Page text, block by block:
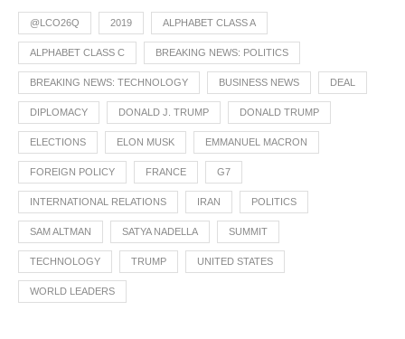
@LCO26Q 2019 ALPHABET CLASS A
ALPHABET CLASS C BREAKING NEWS: POLITICS
BREAKING NEWS: TECHNOLOGY BUSINESS NEWS DEAL
DIPLOMACY DONALD J. TRUMP DONALD TRUMP
ELECTIONS ELON MUSK EMMANUEL MACRON
FOREIGN POLICY FRANCE G7
INTERNATIONAL RELATIONS IRAN POLITICS
SAM ALTMAN SATYA NADELLA SUMMIT
TECHNOLOGY TRUMP UNITED STATES
WORLD LEADERS